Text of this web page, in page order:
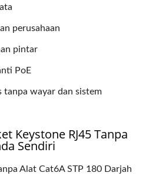
perusahaan
pintar
PoE
tanpa wayar dan sistem
Keystone RJ45 Tanpa
Sendiri
Alat Cat6A STP 180 Darjah